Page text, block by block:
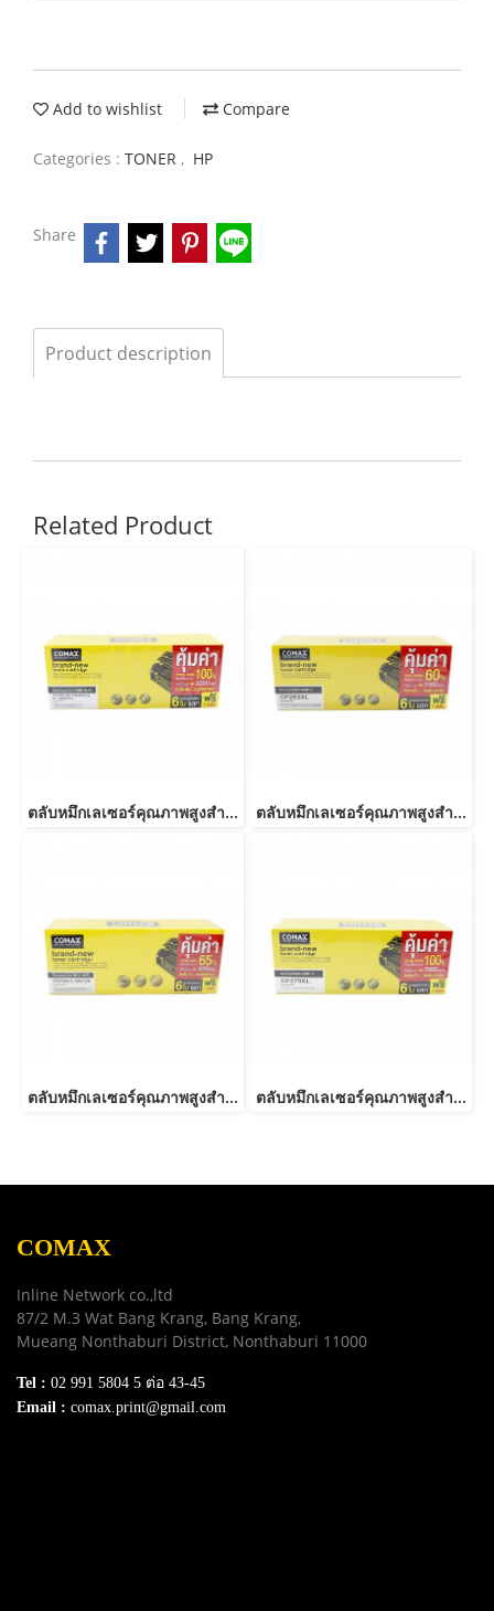
Add to wishlist Compare
Categories : TONER , HP
Share
Product description
Related Product
ตลับหมึกเลเซอร์คุณภาพสูงสำหรับ HP และ Canon รุ่น CE285A/CB435ACanon 325/312/313/125/712/713/725-JUMBO ตลับหมึกเลเซอร์คุณภาพสูงสำหรับ HP และ Canon รุ่น CF283A JUMBO
ตลับหมึกเลเซอร์คุณภาพสูงสำหรับ HP และ Canon รุ่น CE278A Canon 126/128/726/728/326/328 JUMBO ตลับหมึกเลเซอร์คุณภาพสูงสำหรับ HP และ Canon รุ่น CF279A JUMBO
COMAX
Inline Network co.,ltd
87/2 M.3 Wat Bang Krang, Bang Krang,
Mueang Nonthaburi District, Nonthaburi 11000
Tel : 02 991 5804 5 ต่อ 43-45
Email : comax.print@gmail.com